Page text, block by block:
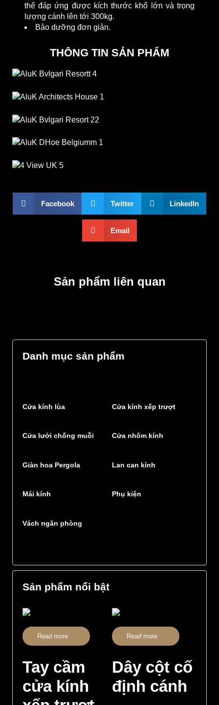
thể đáp ứng được kích thước khổ lớn và trọng
lượng cánh lên tới 300kg.
Bảo dưỡng đơn giản.
THÔNG TIN SẢN PHẨM
Facebook Twitter LinkedIn
Email
Sản phẩm liên quan
Danh mục sản phẩm
Cửa kính lùa Cửa kính xếp trượt
Cửa lưới chống muỗi Cửa nhôm kính
Giàn hoa Pergola Lan can kính
Mái kính Phụ kiện
Vách ngăn phòng
Sản phẩm nổi bật
Read more
Tay cầm
cửa kính
Read more
Dây cột cố
định cánh